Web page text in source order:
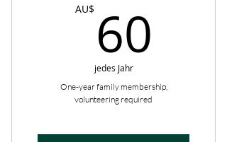
AU$ 60
jedes Jahr
One-year family membership,
volunteering required